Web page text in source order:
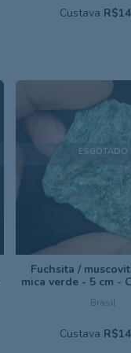
Custava
ESGOTADO
Brasil
Fuchsita /
mica verde - 5 cm -
Custava